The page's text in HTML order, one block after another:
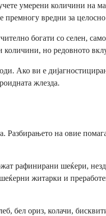
умерени количини на
вредни за целосно
богати со селен,
количини, но редовното
Ако ви е
жлезда.
Разбирањето на овие
рафинирани шеќери,
житарки и
бел ориз, колачи,